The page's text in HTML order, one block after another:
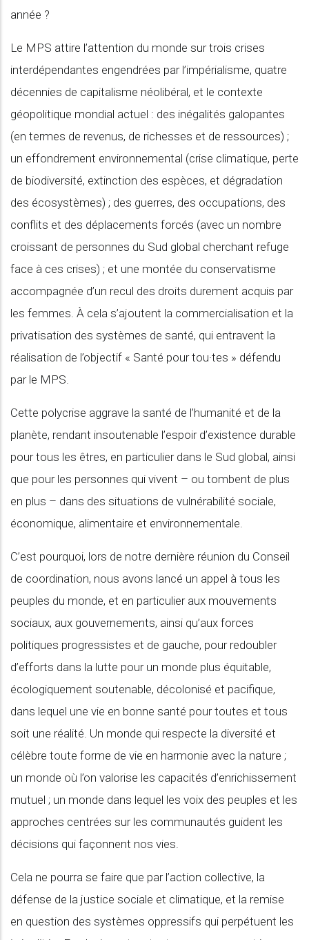
année ?
Le MPS attire l’attention du monde sur trois crises
interdépendantes engendrées par l’impérialisme, quatre
décennies de capitalisme néolibéral, et le contexte
géopolitique mondial actuel : des inégalités galopantes
(en termes de revenus, de richesses et de ressources) ;
un effondrement environnemental (crise climatique, perte
de biodiversité, extinction des espèces, et dégradation
des écosystèmes) ; des guerres, des occupations, des
conflits et des déplacements forcés (avec un nombre
croissant de personnes du Sud global cherchant refuge
face à ces crises) ; et une montée du conservatisme
accompagnée d’un recul des droits durement acquis par
les femmes. À cela s’ajoutent la commercialisation et la
privatisation des systèmes de santé, qui entravent la
réalisation de l’objectif « Santé pour tou·tes » défendu
par le MPS.
Cette polycrise aggrave la santé de l’humanité et de la
planète, rendant insoutenable l’espoir d’existence durable
pour tous les êtres, en particulier dans le Sud global, ainsi
que pour les personnes qui vivent – ou tombent de plus
en plus – dans des situations de vulnérabilité sociale,
économique, alimentaire et environnementale.
C’est pourquoi, lors de notre dernière réunion du Conseil
de coordination, nous avons lancé un appel à tous les
peuples du monde, et en particulier aux mouvements
sociaux, aux gouvernements, ainsi qu’aux forces
politiques progressistes et de gauche, pour redoubler
d’efforts dans la lutte pour un monde plus équitable,
écologiquement soutenable, décolonisé et pacifique,
dans lequel une vie en bonne santé pour toutes et tous
soit une réalité. Un monde qui respecte la diversité et
célèbre toute forme de vie en harmonie avec la nature ;
un monde où l’on valorise les capacités d’enrichissement
mutuel ; un monde dans lequel les voix des peuples et les
approches centrées sur les communautés guident les
décisions qui façonnent nos vies.
Cela ne pourra se faire que par l’action collective, la
défense de la justice sociale et climatique, et la remise
en question des systèmes oppressifs qui perpétuent les